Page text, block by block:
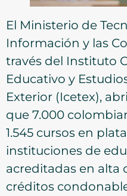
El Ministerio de
Información y las
través del Instituto
Educativo y
Exterior (Icetex),
que 7.000
1.545 cursos en
instituciones de
acreditadas en alta
créditos